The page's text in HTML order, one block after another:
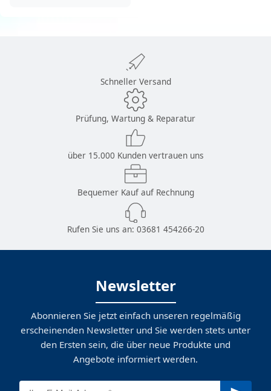
Schneller Versand
Prüfung, Wartung & Reparatur
über 15.000 Kunden vertrauen uns
Bequemer Kauf auf Rechnung
Rufen Sie uns an: 03681 454266-20
Newsletter
Abonnieren Sie jetzt einfach unseren regelmäßig
erscheinenden Newsletter und Sie werden stets unter
den Ersten sein, die über neue Produkte und
Angebote informiert werden.